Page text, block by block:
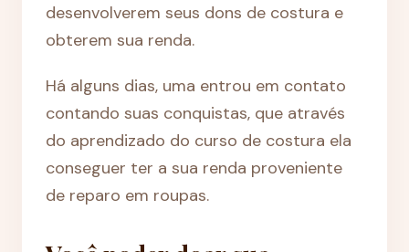
desenvolverem seus dons de costura e
obterem sua renda.
Há alguns dias, uma entrou em contato
contando suas conquistas, que através
do aprendizado do curso de costura ela
conseguer ter a sua renda proveniente
de reparo em roupas.